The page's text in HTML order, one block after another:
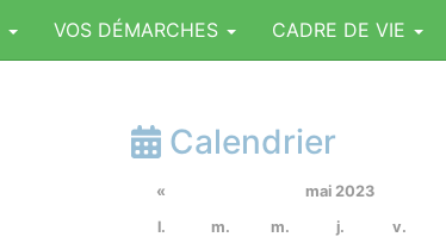
VOS DÉMARCHES
CADRE DE VIE
Calendrier
« mai 2023
l.
m. m. j. v.